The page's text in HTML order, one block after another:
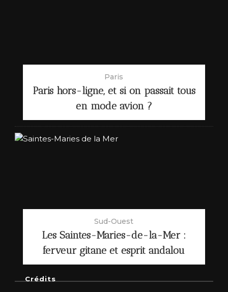
Paris
Paris hors-ligne, et si on passait tous
en mode avion ?
Sud-Ouest
Les Saintes-Maries-de-la-Mer :
ferveur gitane et esprit andalou
Crédits